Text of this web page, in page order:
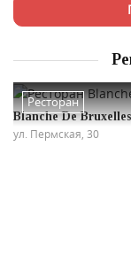
Ресторан
Blanche De Bruxelles
ул. Пермская, 30